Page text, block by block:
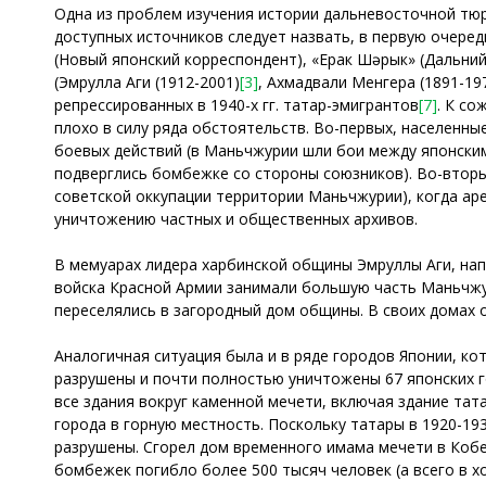
Одна из проблем изучения истории дальневосточной
доступных источников следует назвать, в первую
(Новый японский корреспондент), «Ерак Шәрык»
(Эмрулла Аги (1912-2001)[3], Ахмадвали Менгера (1891-
репрессированных в 1940-х гг. татар-эмигрантов[7]. К
плохо в силу ряда обстоятельств. Во-первых,
боевых действий (в Маньчжурии шли бои между
подверглись бомбежке со стороны союзников). Во-
советской оккупации территории Маньчжурии), когда
уничтожению частных и общественных архивов.
В мемуарах лидера харбинской общины Эмруллы Аги,
войска Красной Армии занимали большую часть
переселялись в загородный дом общины. В своих
Аналогичная ситуация была и в ряде городов Японии,
разрушены и почти полностью уничтожены 67
все здания вокруг каменной мечети, включая здание
города в горную местность. Поскольку татары в 1920-
разрушены. Сгорел дом временного имама мечети в
бомбежек погибло более 500 тысяч человек (а всего в